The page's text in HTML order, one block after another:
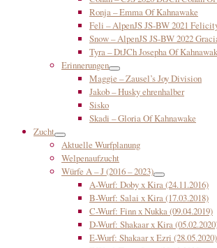
Ronja – Emma Of Kahnawake
Feli – AlpenJS JS-BW 2021
Snow – AlpenJS JS-BW 2022
Tyra – DtJCh Josepha Of
Erinnerungen
Maggie – Zausel’s Joy Division
Jakob – Husky ehrenhalber
Sisko
Skadi – Gloria Of Kahnawake
Zucht
Aktuelle Wurfplanung
Welpenaufzucht
Würfe A – J (2016 – 2023)
A-Wurf: Doby x Kira (24.11.2016)
B-Wurf: Salai x Kira (17.03.2018)
C-Wurf: Finn x Nukka (09.04.2019)
D-Wurf: Shakaar x Kira
E-Wurf: Shakaar x Ezri (28.05.2020)